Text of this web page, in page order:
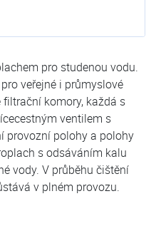
pro studenou vodu.
veřejné i průmyslové
filtrační komory, každá s
ventilem s
provozní polohy a polohy
s odsáváním kalu
vody. V průběhu čištění
v plném provozu.